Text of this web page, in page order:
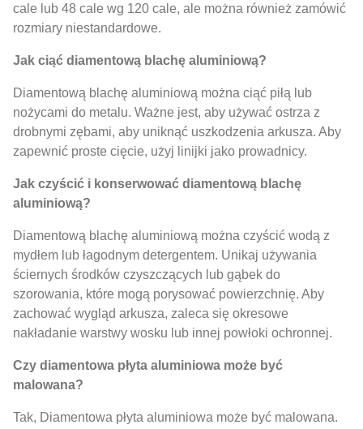
cale lub 48 cale wg 120 cale, ale można również zamówić
rozmiary niestandardowe.
Jak ciąć diamentową blachę aluminiową?
Diamentową blachę aluminiową można ciąć piłą lub
nożycami do metalu. Ważne jest, aby używać ostrza z
drobnymi zębami, aby uniknąć uszkodzenia arkusza. Aby
zapewnić proste cięcie, użyj linijki jako prowadnicy.
Jak czyścić i konserwować diamentową blachę
aluminiową?
Diamentową blachę aluminiową można czyścić wodą z
mydłem lub łagodnym detergentem. Unikaj używania
ściernych środków czyszczących lub gąbek do
szorowania, które mogą porysować powierzchnię. Aby
zachować wygląd arkusza, zaleca się okresowe
nakładanie warstwy wosku lub innej powłoki ochronnej.
Czy diamentowa płyta aluminiowa może być
malowana?
Tak, Diamentowa płyta aluminiowa może być malowana.